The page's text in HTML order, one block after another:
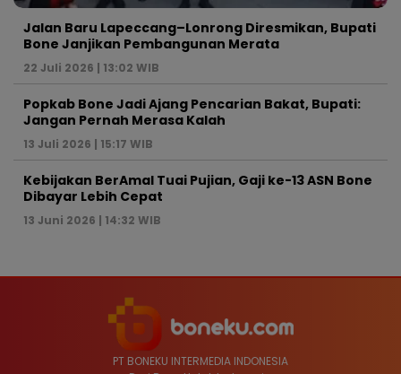
Jalan Baru Lapeccang–Lonrong Diresmikan, Bupati
Bone Janjikan Pembangunan Merata
22 Juli 2026 | 13:02 WIB
Popkab Bone Jadi Ajang Pencarian Bakat, Bupati:
Jangan Pernah Merasa Kalah
13 Juli 2026 | 15:17 WIB
Kebijakan BerAmal Tuai Pujian, Gaji ke-13 ASN Bone
Dibayar Lebih Cepat
13 Juni 2026 | 14:32 WIB
PT BONEKU INTERMEDIA INDONESIA